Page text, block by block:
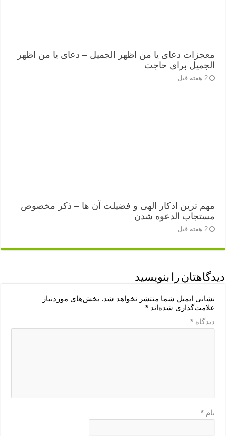
معجزات دعای یا من اظهر الجمیل – دعای یا من اظهر
الجمیل برای حاجت
2 هفته قبل
مهم ترین اذکار الهی و فضیلت آن ها – ذکر مخصوص
مستجاب الدعوه شدن
2 هفته قبل
دیدگاهتان را بنویسید
نشانی ایمیل شما منتشر نخواهد شد. بخش‌های موردنیاز
علامت‌گذاری شده‌اند*
دیدگاه*
نام*